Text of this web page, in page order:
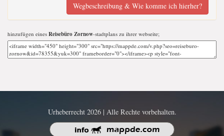
Wegbeschreibung & Wie komme ich hierher?
hinzufügen eines Reisebüro Zornow-stadtplans zu ihrer webseite;
Urheberrecht 2026 | Alle Rechte vorbehalten.